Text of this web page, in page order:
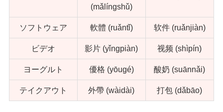
(mǎlíngshǔ)
ソフトウェア 軟體 (ruǎntǐ) 软件 (ruǎnjiàn)
ビデオ 影片 (yǐngpiàn) 视频 (shìpín)
ヨーグルト 優格 (yōugé) 酸奶 (suānnǎi)
テイクアウト 外帶 (wàidài) 打包 (dǎbāo)